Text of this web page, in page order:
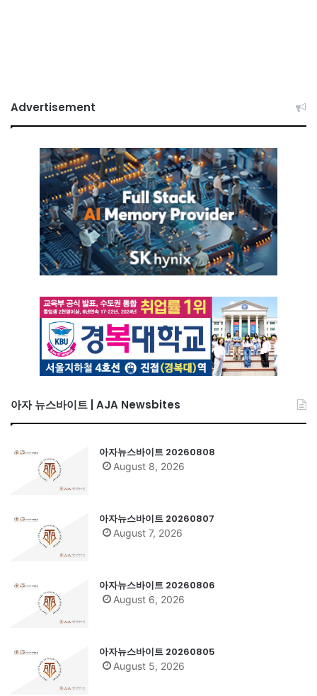
Advertisement
아자 뉴스바이트 | AJA Newsbites
아자뉴스바이트 20260808
August 8, 2026
아자뉴스바이트 20260807
August 7, 2026
아자뉴스바이트 20260806
August 6, 2026
아자뉴스바이트 20260805
August 5, 2026